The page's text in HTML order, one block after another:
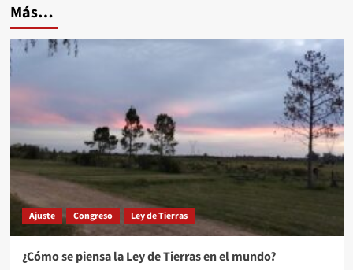
Más…
Ajuste Congreso Ley de Tierras
¿Cómo se piensa la Ley de Tierras en el mundo?